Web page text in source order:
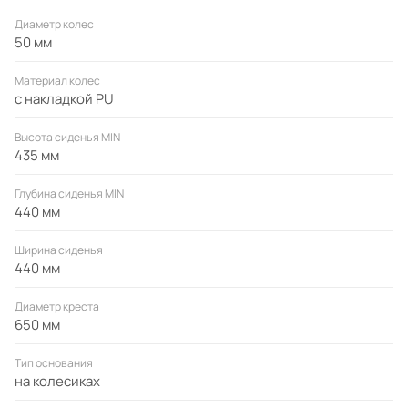
объем: 0,059 м
габариты (мм): 570 х 220 х 470
Диаметр колес
50 мм
Материал колес
с накладкой PU
Высота сиденья MIN
435 мм
Глубина сиденья MIN
440 мм
Ширина сиденья
440 мм
Диаметр креста
650 мм
Тип основания
на колесиках